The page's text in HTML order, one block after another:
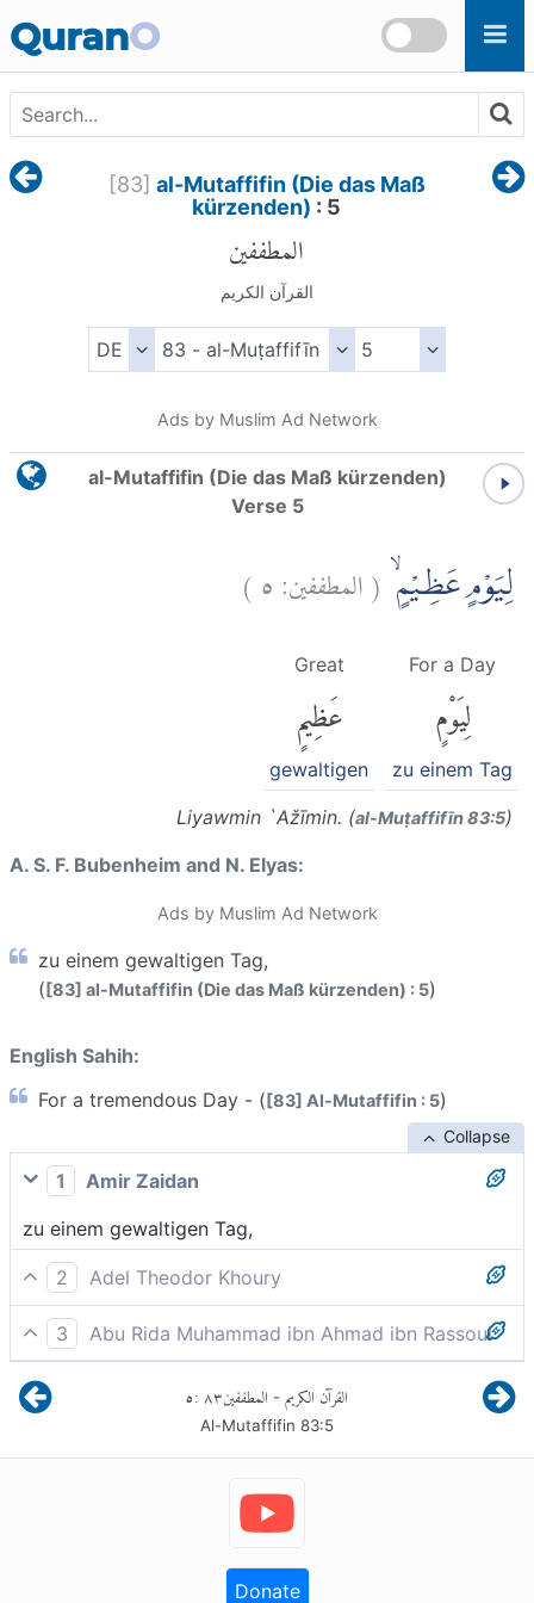
QuranO
[83] al-Mutaffifin (Die das Maß
kürzenden) : 5
المطففين
القرآن الكريم
Ads by Muslim Ad Network
al-Mutaffifin (Die das Maß kürzenden)
Verse 5
لِيَوْمٍ عَظِيْمٍۙ (المطففين:٥)
For a Day
لِيَوْمٍ
zu einem Tag
Great
عَظِيمٍ
gewaltigen
Liyawmin `Ažīmin. (al-Muṭaffifīn 83:5)
A. S. F. Bubenheim and N. Elyas:
Ads by Muslim Ad Network
zu einem gewaltigen Tag,
([83] al-Mutaffifin (Die das Maß kürzenden) : 5)
English Sahih:
For a tremendous Day - ([83] Al-Mutaffifin : 5)
Collapse
1
Amir Zaidan
zu einem gewaltigen Tag,
2
Adel Theodor Khoury
Zu einem gewaltigen Tag,
3
Abu Rida Muhammad ibn Ahmad ibn Rassoul
an einem großen Tag
القرآن الكريم - المطففين٨٣:٥
Al-Mutaffifin 83:5
Donate